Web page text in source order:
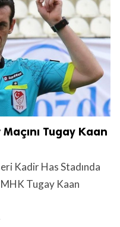
Tugay Kaan
Kadir Has Stadında
Tugay Kaan